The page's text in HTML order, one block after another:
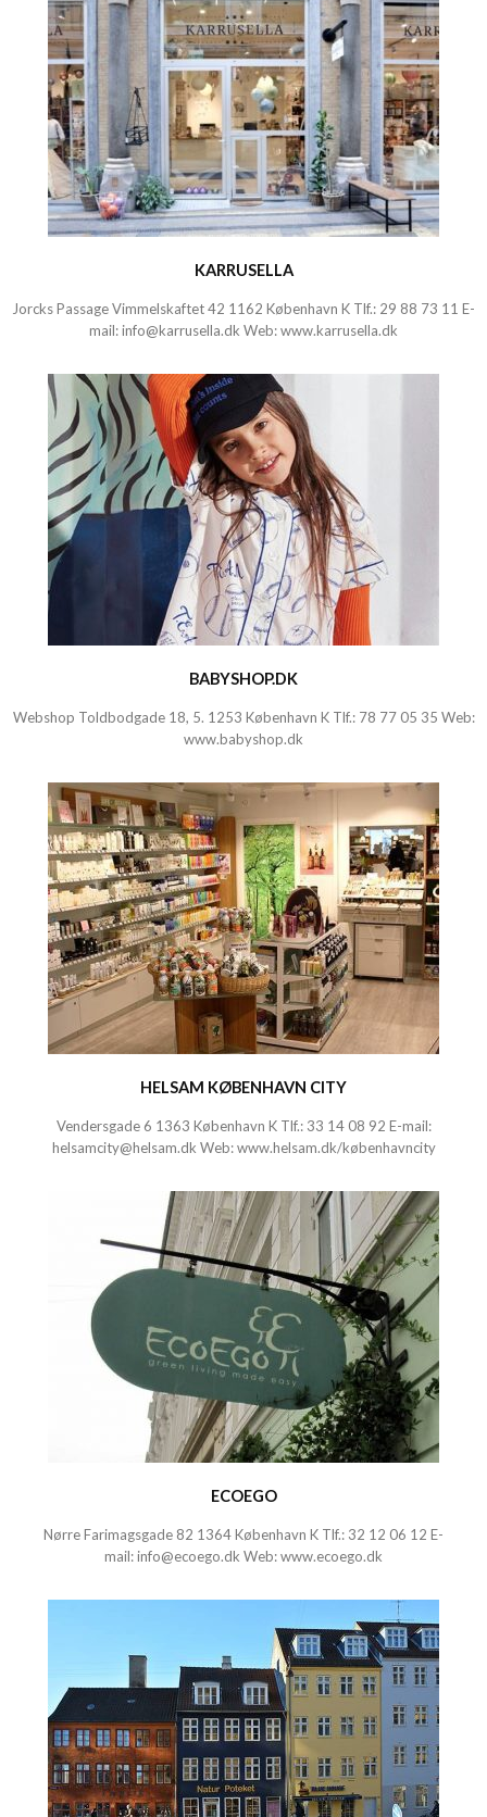
KARRUSELLA
Jorcks Passage Vimmelskaftet 42 1162 København K Tlf.: 29 88 73 11 E-
mail:info@karrusella.dk Web:www.karrusella.dk
BABYSHOP.DK
Webshop Toldbodgade 18, 5. 1253 København K Tlf.: 78 77 05 35 Web:
www.babyshop.dk
HELSAM KØBENHAVN CITY
Vendersgade 6 1363 København K Tlf.: 33 14 08 92 E-mail:
helsamcity@helsam.dk Web:www.helsam.dk/københavncity
ECOEGO
Nørre Farimagsgade 82 1364 København K Tlf.: 32 12 06 12 E-
mail:info@ecoego.dk Web:www.ecoego.dk